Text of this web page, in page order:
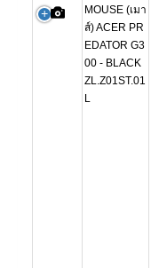
MOUSE (เมา
ส์) ACER PR
EDATOR G3
00 - BLACK
ZL.Z01ST.01
L